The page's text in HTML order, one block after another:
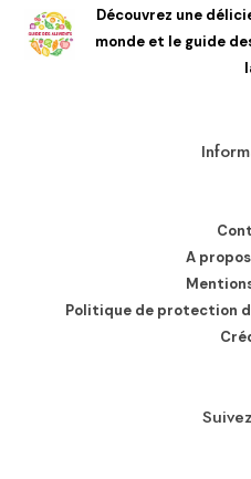
Découvrez une
monde et le guide
A
Politique de protection